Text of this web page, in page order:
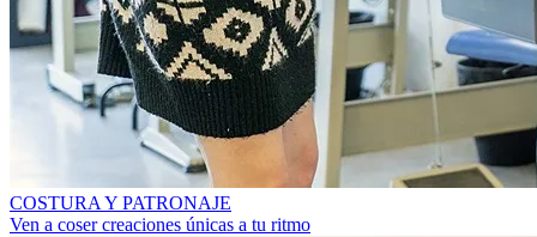
COSTURA Y PATRONAJE
Ven a coser creaciones únicas a tu ritmo